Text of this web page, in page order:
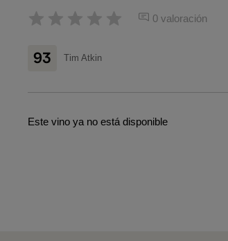
0 valoración
93 Tim Atkin
Este vino ya no está disponible